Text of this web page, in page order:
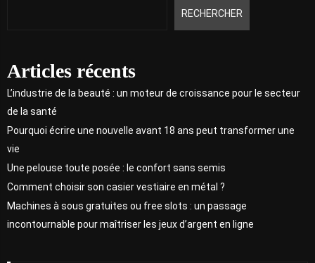
RECHERCHER
Articles récents
L’industrie de la beauté : un moteur de croissance pour le secteur
de la santé
Pourquoi écrire une nouvelle avant 18 ans peut transformer une
vie
Une pelouse toute posée : le confort sans semis
Comment choisir son casier vestiaire en métal ?
Machines à sous gratuites ou free slots : un passage
incontournable pour maîtriser les jeux d’argent en ligne